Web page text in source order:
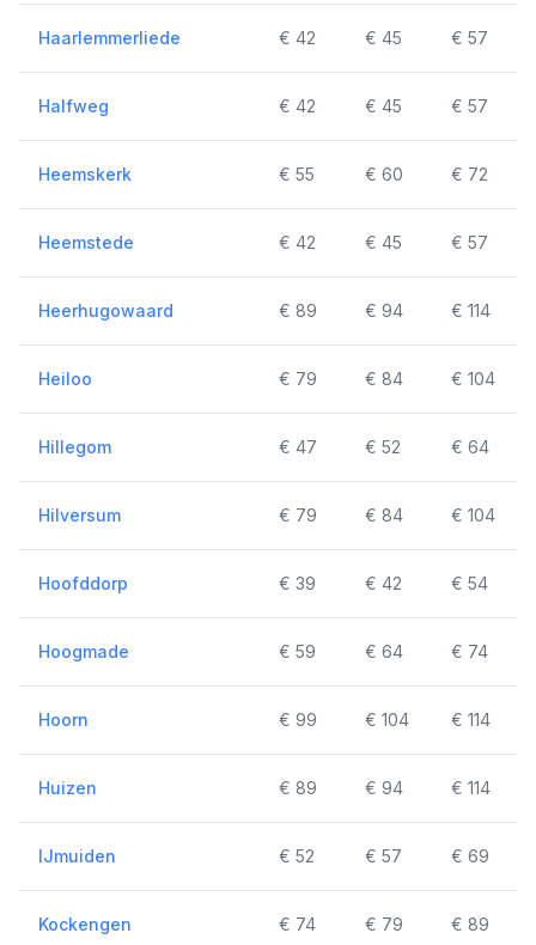
Haarlemmerliede € 42 € 45 € 57
Halfweg € 42 € 45 € 57
Heemskerk € 55 € 60 € 72
Heemstede € 42 € 45 € 57
Heerhugowaard € 89 € 94 € 114
Heiloo € 79 € 84 € 104
Hillegom € 47 € 52 € 64
Hilversum € 79 € 84 € 104
Hoofddorp € 39 € 42 € 54
Hoogmade € 59 € 64 € 74
Hoorn € 99 € 104 € 114
Huizen € 89 € 94 € 114
IJmuiden € 52 € 57 € 69
Kockengen € 74 € 79 € 89